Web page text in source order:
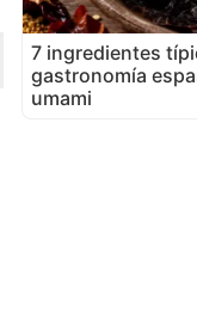
7 ingredientes
gastronomía
umami